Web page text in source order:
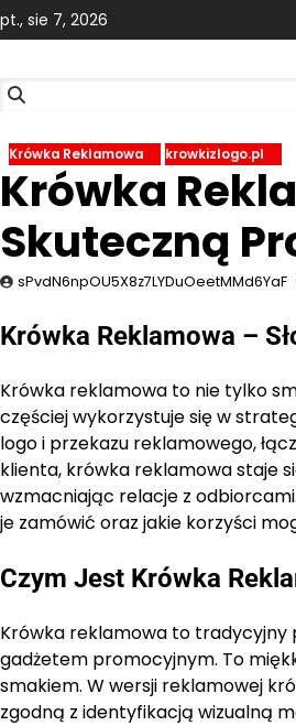
Skip
to
pt., sie 7, 2026
Krówka Reklamowa krowkizlogo.pl
Krówka
Skuteczną
sPvdN6npOU5X8z7LYDuOeetMMd6YaF
Krówka Reklamowa –
Krówka reklamowa to nie tylko
częściej wykorzystuje się w
logo i przekazu reklamowego,
klienta, krówka reklamowa staje
wzmacniając relacje z
je zamówić oraz jakie korzyści
Czym Jest Krówka
Krówka reklamowa to tradycyjny
gadżetem promocyjnym. To
smakiem. W wersji reklamowej
zgodną z identyfikacją wizualną